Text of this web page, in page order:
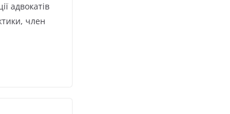
адвокатів
член